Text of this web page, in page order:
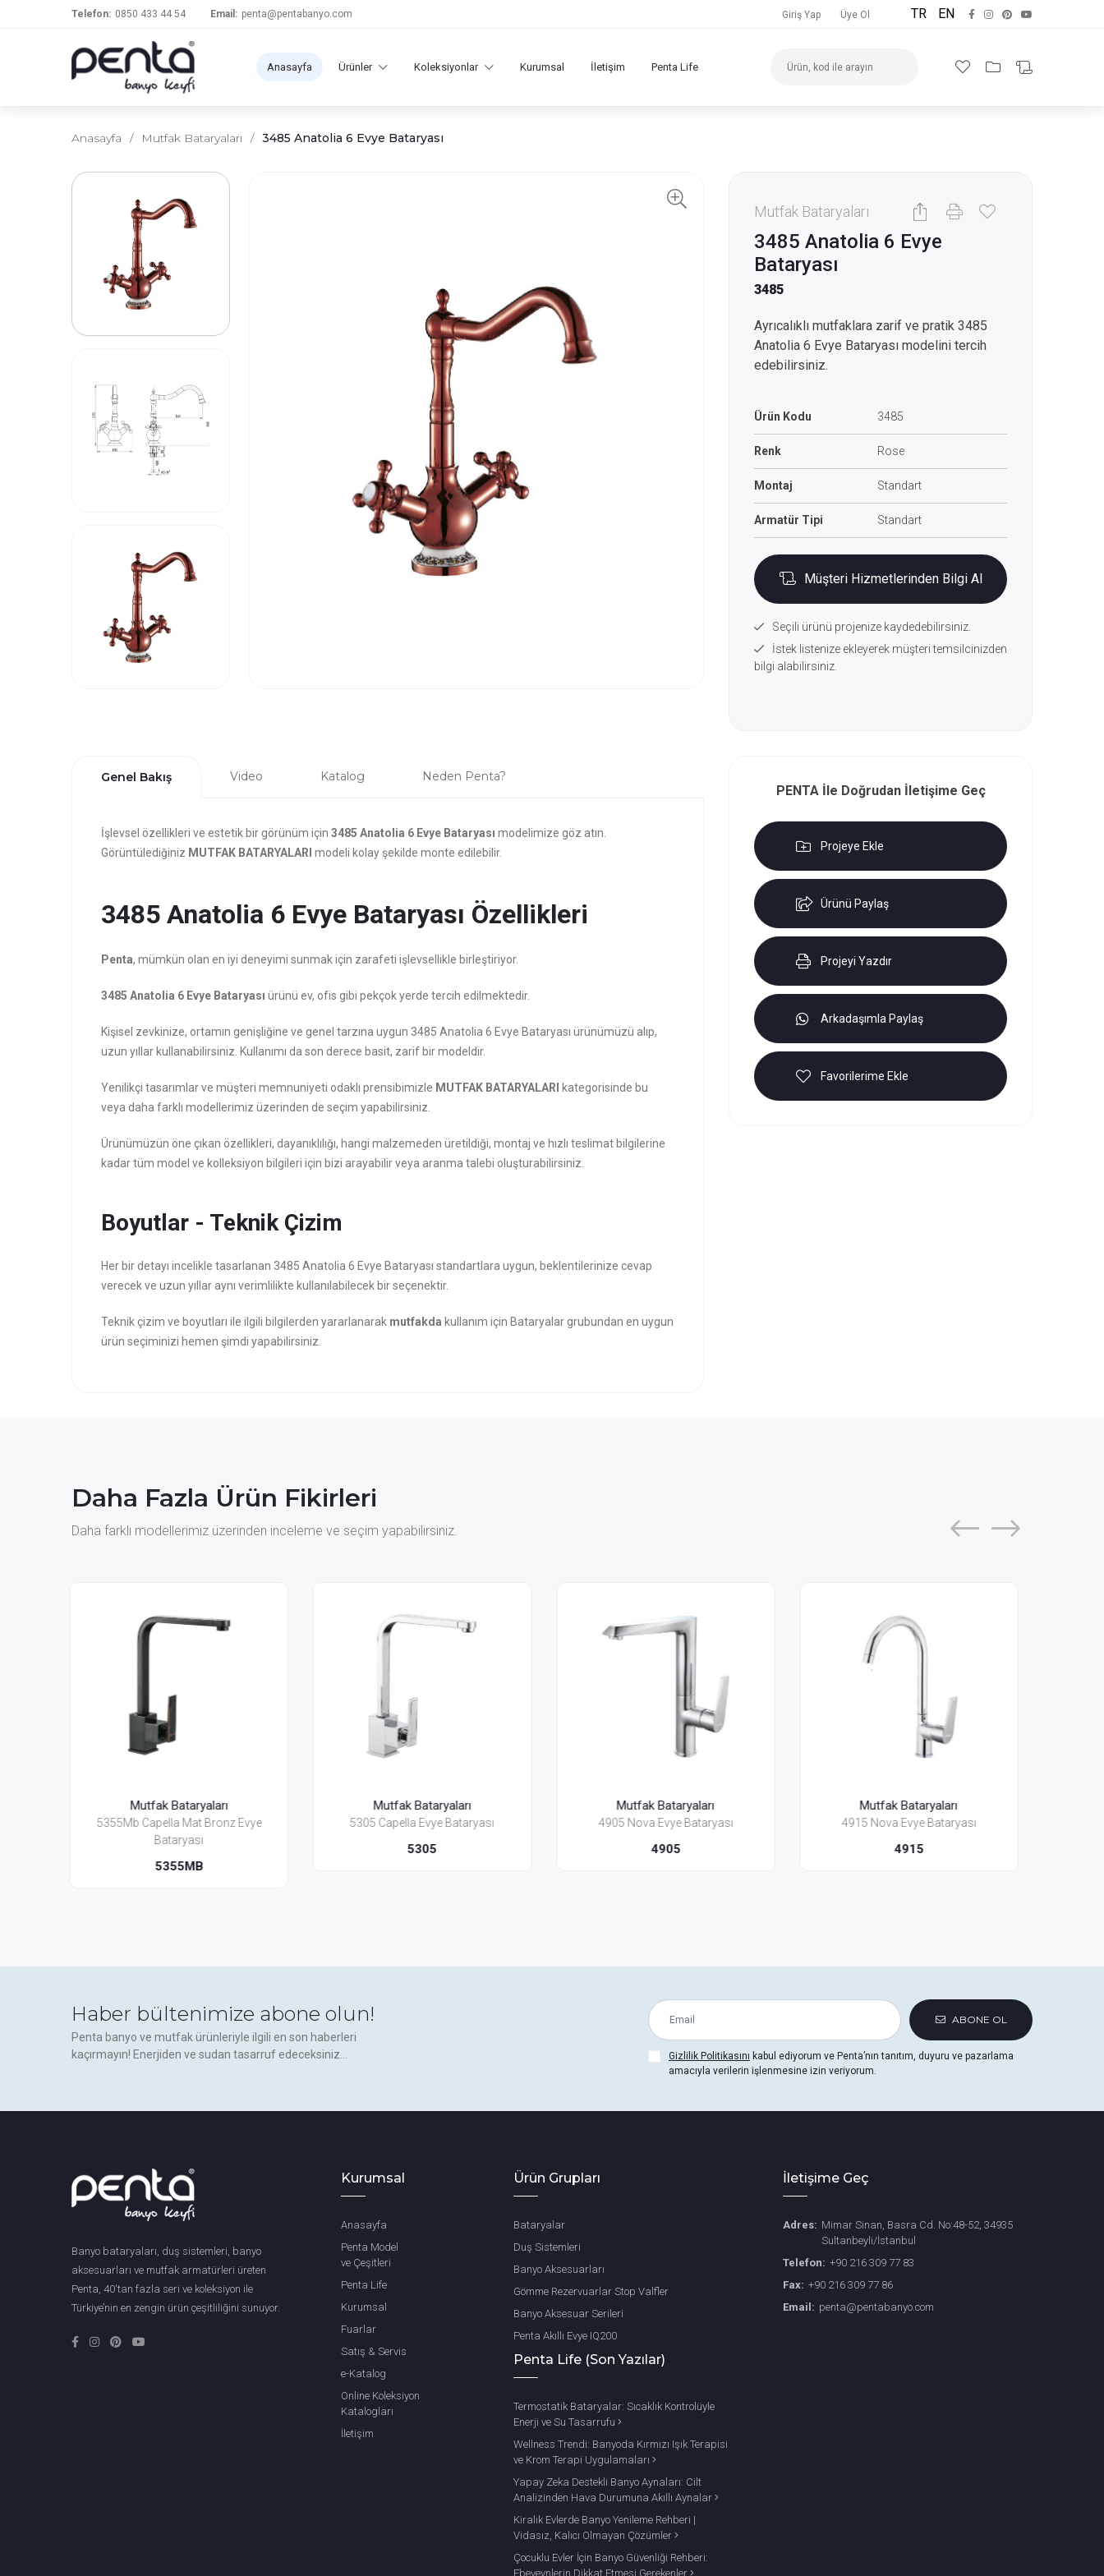
Telefon: 0850 433 44 54 Email: penta@pentabanyo.com Giriş Yap Üye Ol TR EN
Anasayfa Ürünler Koleksiyonlar Kurumsal İletişim Penta Life
Anasayfa / Mutfak Bataryaları / 3485 Anatolia 6 Evye Bataryası
Mutfak Bataryaları
3485 Anatolia 6 Evye
Bataryası
3485
Ayrıcalıklı mutfaklara zarif ve pratik 3485
Anatolia 6 Evye Bataryası modelini tercih
edebilirsiniz.
Ürün Kodu 3485
Renk Rose
Montaj Standart
Armatür Tipi Standart
Müşteri Hizmetlerinden Bilgi Al
Seçili ürünü projenize kaydedebilirsiniz.
İstek listenize ekleyerek müşteri temsilcinizden
bilgi alabilirsiniz.
Genel Bakış Video Katalog Neden Penta?
İşlevsel özellikleri ve estetik bir görünüm için 3485 Anatolia 6 Evye Bataryası modelimize göz atın.
Görüntülediğiniz MUTFAK BATARYALARI modeli kolay şekilde monte edilebilir.
3485 Anatolia 6 Evye Bataryası Özellikleri
Penta, mümkün olan en iyi deneyimi sunmak için zarafeti işlevsellikle birleştiriyor.
3485 Anatolia 6 Evye Bataryası ürünü ev, ofis gibi pekçok yerde tercih edilmektedir.
Kişisel zevkinize, ortamın genişliğine ve genel tarzına uygun 3485 Anatolia 6 Evye Bataryası ürünümüzü alıp,
uzun yıllar kullanabilirsiniz. Kullanımı da son derece basit, zarif bir modeldir.
Yenilikçi tasarımlar ve müşteri memnuniyeti odaklı prensibimizle MUTFAK BATARYALARI
kategorisinde bu
veya daha farklı modellerimiz üzerinden de seçim yapabilirsiniz.
Ürünümüzün öne çıkan özellikleri, dayanıklılığı, hangi malzemeden üretildiği, montaj ve hızlı teslimat bilgilerine
kadar tüm model ve kolleksiyon bilgileri için bizi arayabilir veya aranma talebi oluşturabilirsiniz.
Boyutlar - Teknik Çizim
Her bir detayı incelikle tasarlanan 3485 Anatolia 6 Evye Bataryası standartlara uygun, beklentilerinize cevap
verecek ve uzun yıllar aynı verimlilikte kullanılabilecek bir seçenektir.
Teknik çizim ve boyutları ile ilgili bilgilerden yararlanarak mutfakda kullanım için Bataryalar grubundan en uygun
ürün seçiminizi hemen şimdi yapabilirsiniz.
PENTA İle Doğrudan İletişime Geç
Projeye Ekle
Ürünü Paylaş
Projeyi Yazdır
Arkadaşımla Paylaş
Favorilerime Ekle
Daha Fazla Ürün Fikirleri
Daha farklı modellerimiz üzerinden inceleme ve seçim yapabilirsiniz.
Mutfak Bataryaları
5305 Capella Evye Bataryası
5305
Mutfak Bataryaları
4905 Nova Evye Bataryası
4905
Mutfak Bataryaları
4915 Nova Evye Bataryası
4915
Mutfak Bataryaları
2485 Bosphorus 6 Evye Bataryası
2485
Haber bültenimize abone olun!
Penta banyo ve mutfak ürünleriyle ilgili en son haberleri
kaçırmayın! Enerjiden ve sudan tasarruf edeceksiniz...
ABONE OL
Gizlilik Politikasını kabul ediyorum ve Penta’nın tanıtım, duyuru ve pazarlama
amacıyla verilerin işlenmesine izin veriyorum.
Banyo bataryaları, duş sistemleri, banyo
aksesuarları ve mutfak armatürleri üreten
Penta, 40'tan fazla seri ve koleksiyon ile
Türkiye’nin en zengin ürün çeşitliliğini sunuyor.
Kurumsal
Anasayfa
Penta Model
ve Çeşitleri
Penta Life
Kurumsal
Fuarlar
Satış & Servis
e-Katalog
Online Koleksiyon
Katalogları
İletişim
Ürün Grupları
Bataryalar
Duş Sistemleri
Banyo Aksesuarları
Gömme Rezervuarlar Stop Valfler
Banyo Aksesuar Serileri
Penta Akıllı Evye IQ200
Penta Life (Son Yazılar)
Termostatik Bataryalar: Sıcaklık Kontrolüyle
Enerji ve Su Tasarrufu
Wellness Trendi: Banyoda Kırmızı Işık Terapisi
ve Krom Terapi Uygulamaları
Yapay Zeka Destekli Banyo Aynaları: Cilt
Analizinden Hava Durumuna Akıllı Aynalar
Kiralık Evlerde Banyo Yenileme Rehberi |
Vidasız, Kalıcı Olmayan Çözümler
Çocuklu Evler İçin Banyo Güvenliği Rehberi:
Ebeveynlerin Dikkat Etmesi Gerekenler
İletişime Geç
Adres: Mimar Sinan, Basra Cd. No:48-52, 34935
Sultanbeyli/İstanbul
Telefon: +90 216 309 77 83
Fax: +90 216 309 77 86
Email: penta@pentabanyo.com